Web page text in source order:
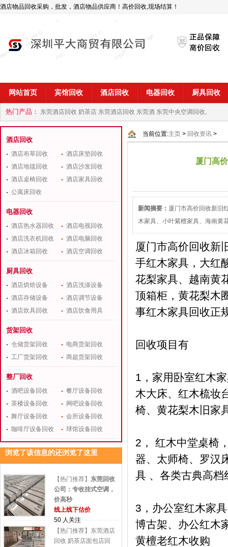
酒店物品回收采购，批发，酒店物品供应商！高价回收,现场结算！
网站首页 宾馆回收 酒店回收 电器回收 厨具回收
热门产品： 东莞酒店回收 奶茶店 东莞酒店回收 东莞酒 东莞中央空调回收,
商 深圳酒店用品回收公司
酒店回收
酒店布草回收
酒店床垫回收
酒店地毯回收
酒店沙发回收
酒店桌椅回收
酒店家具回收
公寓床回收
电器回收
酒店热水器回收
酒店电视回收
酒店洗衣机回收
酒店电脑回收
酒店冰箱回收
酒店空调回收
厨具回收
酒店烘焙设备
酒店洗涤设备
酒店存储设备
酒店调节设备
酒店炊具回收
酒店饮食用具
货架回收
仓储货架回收
电商货架回收
工厂货架回收
商超货架回收
整厂回收
酒吧设备回收
餐厅设备回收
茶楼设备回收
网吧设备回收
舞厅设备回收
会所设备回收
咖啡厅设备回收
球馆设备回收
浏览了该信息的还浏览了这里
【热门推荐】 东莞回收
公司：专收挂式空调，
价高秒
线上线下估价
50 人关注
【热门推荐】东莞酒店
回收 奶茶店面包店回
当前位置:主页 > 回收资讯 >
厦门高
新闻摘要： 厦门市高价回收新旧
木家具、小叶紫檀家具、海南黄
厦门市高价回收新
手红木家具，大红
花梨家具、越南黄
顶箱柜，黄花梨木
事红木家具回收正
回收项目有
1，家用卧室红木
木大床、红木梳妆
椅、黄花梨木旧家
2， 红木中堂桌椅
器、太师椅、罗汉
具 、各类古典高
3，办公室红木家
博古架、办公红木
黄檀老红木收购